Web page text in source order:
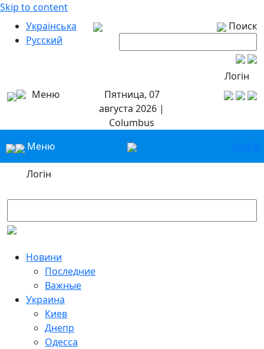
Skip to content
Українська
Русский
Поиск
Логін
Меню
Пятница, 07
августа 2026 |
Columbus
Меню
УкрРу
Логін
Новини
Последние
Важные
Украина
Киев
Днепр
Одесса